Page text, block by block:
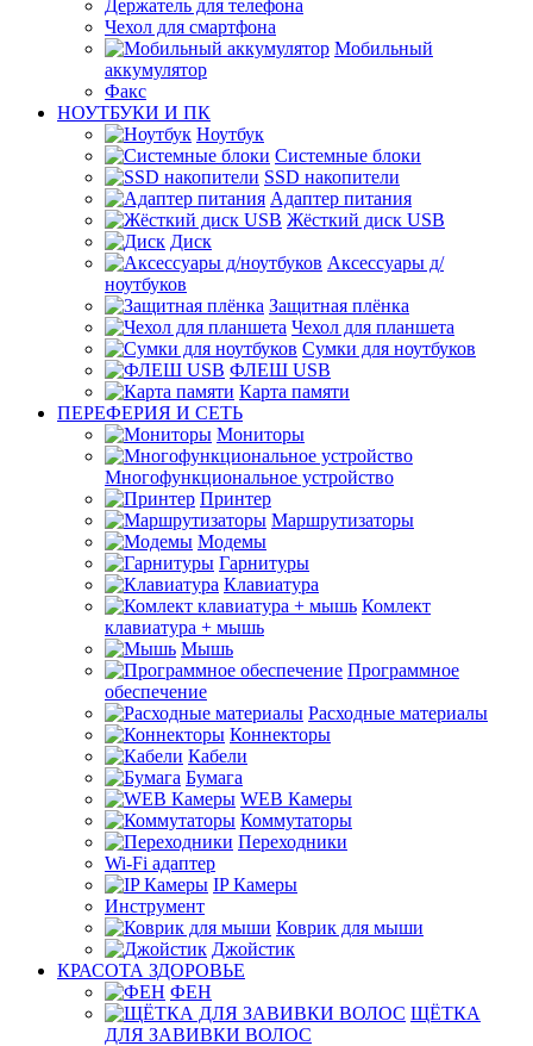
Держатель для телефона
Чехол для смартфона
Мобильный
аккумулятор
Факс
НОУТБУКИ И ПК
Ноутбук
Системные блоки
SSD накопители
Адаптер питания
Жёсткий диск USB
Диск
Аксессуары д/
ноутбуков
Защитная плёнка
Чехол для планшета
Сумки для ноутбуков
ФЛЕШ USB
Карта памяти
ПЕРЕФЕРИЯ И СЕТЬ
Мониторы
Многофункциональное устройство
Принтер
Маршрутизаторы
Модемы
Гарнитуры
Клавиатура
Комлект
клавиатура + мышь
Мышь
Программное
обеспечение
Расходные материалы
Коннекторы
Кабели
Бумага
WEB Камеры
Коммутаторы
Переходники
Wi-Fi адаптер
IP Камеры
Инструмент
Коврик для мыши
Джойстик
КРАСОТА ЗДОРОВЬЕ
ФЕН
ЩЁТКА
ДЛЯ ЗАВИВКИ ВОЛОС